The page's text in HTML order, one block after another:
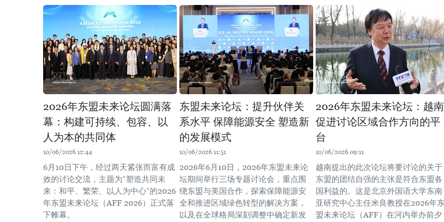
2026年东盟未来论坛圆满落
幕：构建可持续、包容、以
人为本的共同体
10/06/2026 12:44
6月10日下午，经过两天紧张而富有成
效的讨论交流，主题为“塑造共同未
来：和平、繁荣、以人为中心”的2026
年东盟未来论坛（AFF 2026）正式落
下帷幕。
东盟未来论坛：提升伙伴关
系水平 保障能源安全 塑造新
的发展模式
10/06/2026 11:51
2026年6月10日，2026年东盟未来论
坛期间举行三场专题讨论会，重点围
绕东盟与美国合作，探索保障能源安
全和推进区域绿色转型的解决方案，
以及在全球格局深刻调整中确定新发
2026年东盟未来论坛：越南
促进讨论区域合作方向的平
台
10/06/2026 09:11
越南提出的此次论坛将要讨论的关于
东盟的团结自强的主张是符合东盟各
国利益的。这是北京外国语大学东南
亚研究中心主任米良教授在2026年
盟未来论坛（AFF）在河内举办前夕